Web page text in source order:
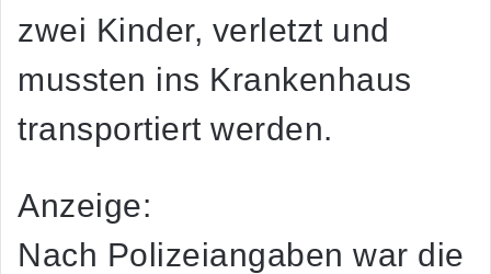
zwei Kinder, verletzt und
mussten ins Krankenhaus
transportiert werden.
Anzeige:
Nach Polizeiangaben war die